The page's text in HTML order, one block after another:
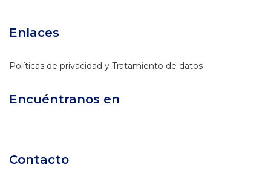
Enlaces
Políticas de privacidad y Tratamiento de datos
Encuéntranos en
Contacto